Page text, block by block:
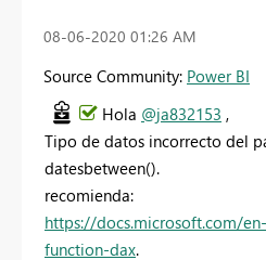
‎08-06-2020 01:26 AM
Source Community: Power BI
Hola @ja832153 ,
Tipo de datos incorrecto del
datesbetween().
recomienda:
https://docs.microsoft.com/
function-dax.